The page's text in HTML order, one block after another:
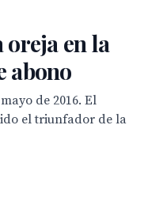
oreja en la
abono
de 2016. El
el triunfador de la